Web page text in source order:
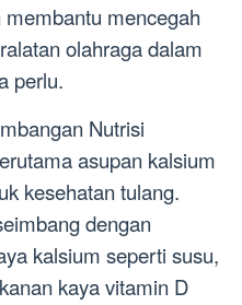
mencegah
olahraga dalam
perlu.
Nutrisi
asupan kalsium
kesehatan tulang.
dengan
kalsium seperti susu,
kaya vitamin D